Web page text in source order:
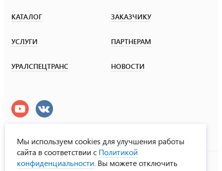
КАТАЛОГ ЗАКАЗЧИКУ
УСЛУГИ ПАРТНЕРАМ
УРАЛСПЕЦТРАНС НОВОСТИ
УралСпецТранс
Мы используем cookies для улучшения работы
сайта в соответствии с Политикой
конфиденциальности . Вы можете отключить